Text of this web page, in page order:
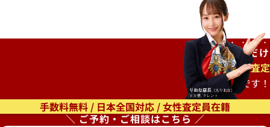
ご自宅で待つだけ
出張査定
もオススメです！
手数料無料 / 日本全国対応 / 女性査定員在籍
＼ ご予約・ご相談はこちら ／